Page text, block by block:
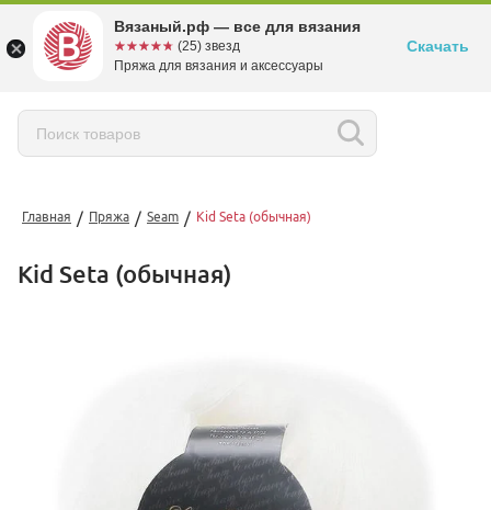
Главная / Пряжа / Seam / Kid Seta (обычная)
Kid Seta (обычная)
Вязаный.рф — все для вязания
☆☆☆☆☆
★★★★★ (25) звезд
Пряжа для вязания и аксессуары
Скачать